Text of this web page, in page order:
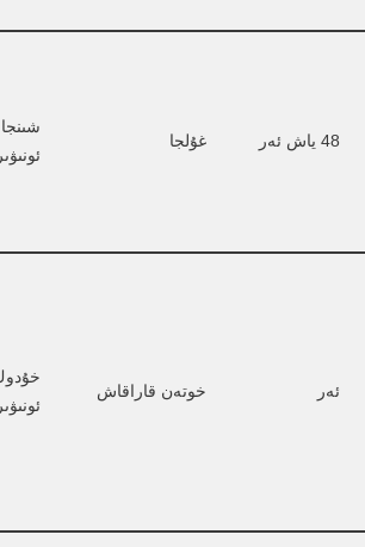
48 ياش ئەر غۇلجا
ئەر خوتەن قاراقاش